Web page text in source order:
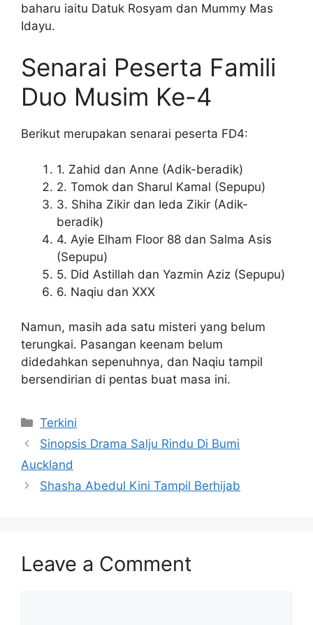
baharu iaitu Datuk Rosyam dan Mummy Mas
Idayu.
Senarai Peserta Famili
Duo Musim Ke-4
Berikut merupakan senarai peserta FD4:
1. Zahid dan Anne (Adik-beradik)
2. Tomok dan Sharul Kamal (Sepupu)
3. Shiha Zikir dan Ieda Zikir (Adik-
beradik)
4. Ayie Elham Floor 88 dan Salma Asis
(Sepupu)
5. Did Astillah dan Yazmin Aziz (Sepupu)
6. Naqiu dan XXX
Namun, masih ada satu misteri yang belum
terungkai. Pasangan keenam belum
didedahkan sepenuhnya, dan Naqiu tampil
bersendirian di pentas buat masa ini.
Categories
Terkini
Sinopsis Drama Salju Rindu Di Bumi
Auckland
Shasha Abedul Kini Tampil Berhijab
Leave a Comment